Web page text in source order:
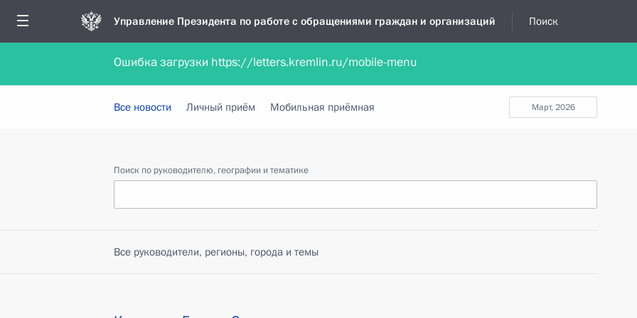
Управление Президента по работе с обращениями граждан и организаций Поиск
Обратиться в форме электронного документа Обратиться в устной форме
март, 2026
Все новости Личный приём Мобильная приёмная
Поиск по руководителю, географии и тематике
Все руководители, регионы, города и темы
Ошибка загрузки https://letters.kremlin.ru/mobile-menu